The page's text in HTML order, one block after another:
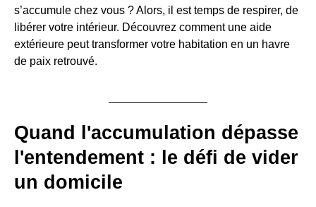
s’accumule chez vous ? Alors, il est temps de respirer, de
libérer votre intérieur. Découvrez comment une aide
extérieure peut transformer votre habitation en un havre
de paix retrouvé.
Quand l'accumulation dépasse
l'entendement : le défi de vider
un domicile